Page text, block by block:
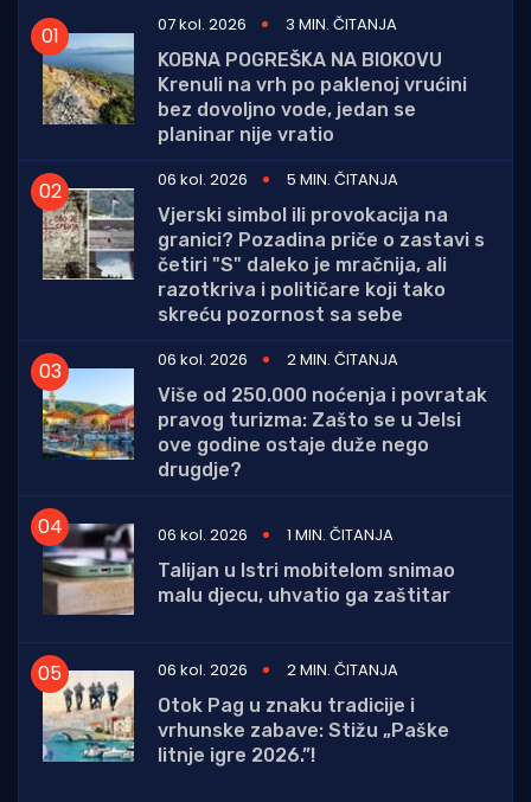
07 kol. 2026
3 MIN. ČITANJA
KOBNA POGREŠKA NA BIOKOVU
Krenuli na vrh po paklenoj vrućini
bez dovoljno vode, jedan se
planinar nije vratio
06 kol. 2026
5 MIN. ČITANJA
Vjerski simbol ili provokacija na
granici? Pozadina priče o zastavi s
četiri "S" daleko je mračnija, ali
razotkriva i političare koji tako
skreću pozornost sa sebe
06 kol. 2026
2 MIN. ČITANJA
Više od 250.000 noćenja i povratak
pravog turizma: Zašto se u Jelsi
ove godine ostaje duže nego
drugdje?
06 kol. 2026
1 MIN. ČITANJA
Talijan u Istri mobitelom snimao
malu djecu, uhvatio ga zaštitar
06 kol. 2026
2 MIN. ČITANJA
Otok Pag u znaku tradicije i
vrhunske zabave: Stižu „Paške
litnje igre 2026.”!